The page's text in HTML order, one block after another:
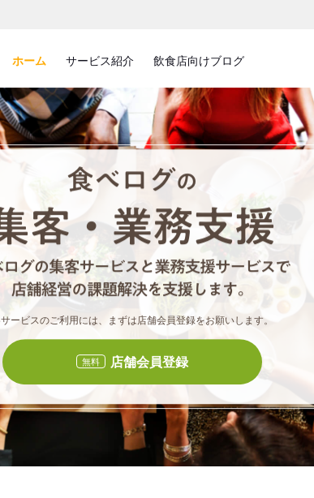
ホーム サービス紹介 飲食店向けブログ
食べロ
ービスのご利用には、まずは店舗会員登録をお願いします。
無料 店舗会員登録